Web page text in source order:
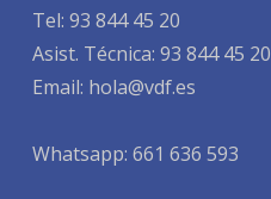
Tel: 93 844 45 20
Asist. Técnica: 93 844 45 20
Email: hola@vdf.es
Whatsapp: 661 636 593